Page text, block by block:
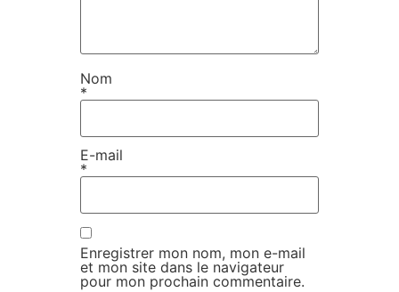
Nom
*
E-mail
*
Enregistrer mon nom, mon e-mail
et mon site dans le navigateur
pour mon prochain commentaire.